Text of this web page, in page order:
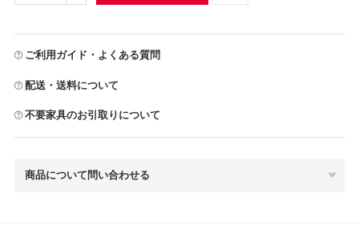
ご利用ガイド・よくある質問
配送・送料について
不要家具のお引取りについて
商品について問い合わせる